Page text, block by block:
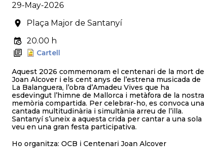
29-May-2026
Plaça Major de Santanyí
20.00 h
Cartell
Aquest 2026 commemoram el centenari de la mort de
Joan Alcover i els cent anys de l’estrena musicada de
La Balanguera, l’obra d’Amadeu Vives que ha
esdevingut l’himne de Mallorca i metàfora de la nostra
memòria compartida. Per celebrar-ho, es convoca una
cantada multitudinària i simultània arreu de l’illa.
Santanyí s’uneix a aquesta crida per cantar a una sola
veu en una gran festa participativa.
Ho organitza: OCB i Centenari Joan Alcover